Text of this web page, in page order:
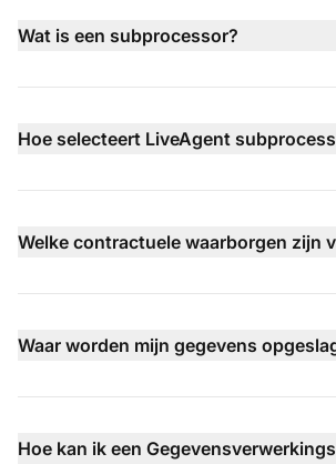
Wat is een subprocessor?
Hoe selecteert LiveAgent
Welke contractuele waarborgen zijn
Waar worden mijn gegevens
Hoe kan ik een